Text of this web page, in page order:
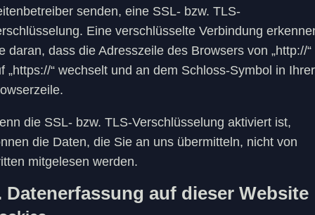
senden, eine SSL- bzw. TLS-
Eine verschlüsselte Verbindung
daran, dass die Adresszeile des Browsers von „http://“
„https://“ wechselt und an dem Schloss-Symbol in Ihrer
die SSL- bzw. TLS-Verschlüsselung aktiviert ist,
die Daten, die Sie an uns übermitteln, nicht von
mitgelesen werden.
Datenerfassung auf dieser Website